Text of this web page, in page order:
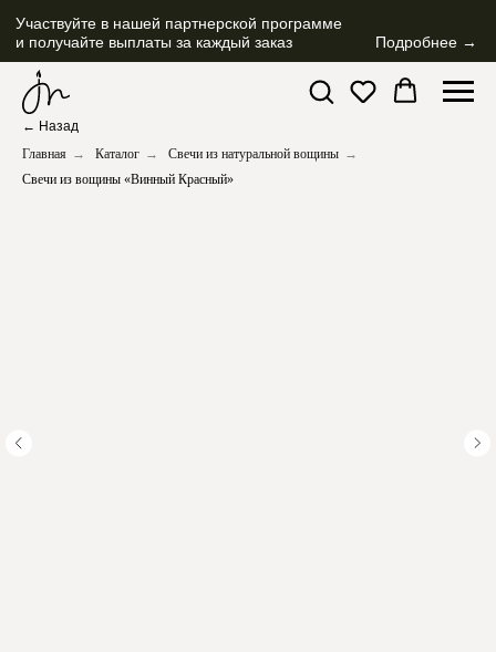
Участвуйте в нашей партнерской программе
и получайте выплаты за каждый заказ Подробнее →
← Назад
Главная → Каталог → Свечи из натуральной вощины →
Свечи из вощины «Винный Красный»